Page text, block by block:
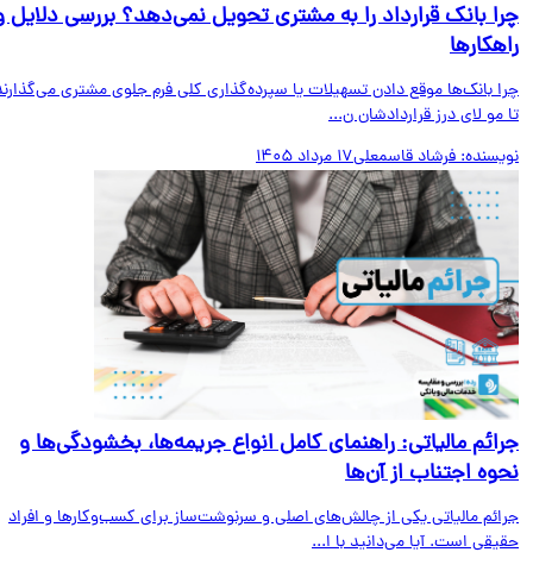
بانک قرارداد را به مشتری تحویل نمی‌دهد؟ بررسی دلایل و
بانک‌ها موقع دادن تسهیلات یا سپرده‌گذاری کلی فرم جلوی مشتری می‌گذارند
مو لای درز قراردادشان ن...
فرشاد قاسمعلی17 مرداد 1405
مالیاتی: راهنمای کامل انواع جریمه‌ها، بخشودگی‌ها و
اجتناب از آن‌ها
مالیاتی یکی از چالش‌های اصلی و سرنوشت‌ساز برای کسب‌وکارها و افراد
است. آیا می‌دانید با ا...